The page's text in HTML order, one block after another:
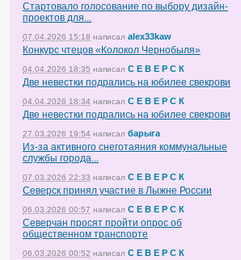
Стартовало голосование по выбору дизайн-
проектов для...
07.04.2026 15:18 написал alex33kaw
Конкурс чтецов «Колокол Чернобыля»
04.04.2026 18:35 написал С Е В Е Р С К
Две невестки подрались на юбилее свекрови
04.04.2026 18:34 написал С Е В Е Р С К
Две невестки подрались на юбилее свекрови
27.03.2026 19:54 написал барыга
Из-за активного снеготаяния коммунальные
службы города...
07.03.2026 22:33 написал С Е В Е Р С К
Северск принял участие в Лыжне России
06.03.2026 00:57 написал С Е В Е Р С К
Северчан просят пройти опрос об
общественном транспорте
06.03.2026 00:52 написал С Е В Е Р С К